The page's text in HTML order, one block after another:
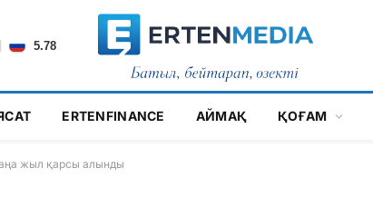
5.78
ERTENFINANCE АЙМАҚ ҚОҒАМ
жыл қарсы алынды